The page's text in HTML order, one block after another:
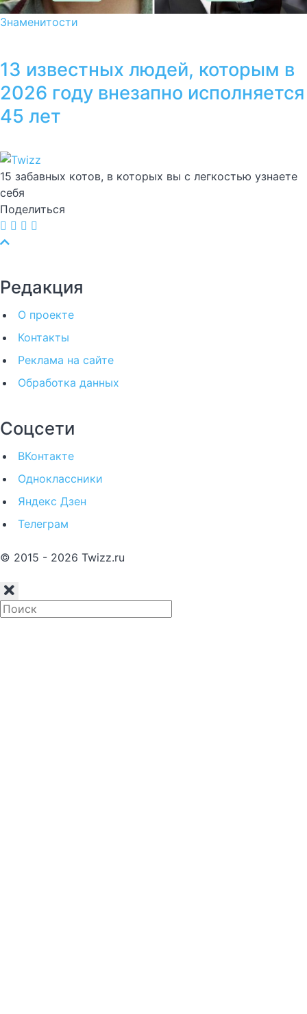
Знаменитости
13 известных людей, которым в
2026 году внезапно исполняется
45 лет
15 забавных котов, в которых вы с легкостью узнаете
себя
Поделиться
Редакция
О проекте
Контакты
Реклама на сайте
Обработка данных
Соцсети
ВКонтакте
Одноклассники
Яндекс Дзен
Телеграм
© 2015 - 2026 Twizz.ru